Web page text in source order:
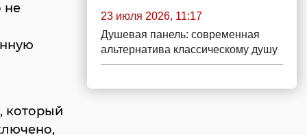
не
который
23 июля 2026, 11:17
Душевая панель: современная
альтернатива классическому душу